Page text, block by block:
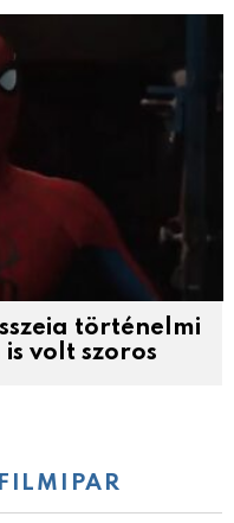
történelmi
volt szoros
FILMIPAR